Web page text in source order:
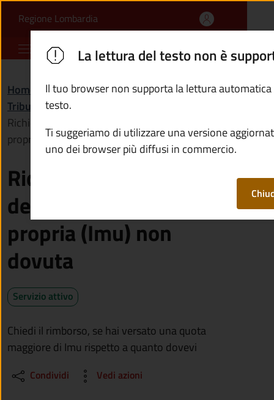
Richiedere il rimborso
Regione Lombardia(apre in un'altra scheda).
Comune di Pian Camuno
Home / Servizi /
Tributi, finanze e contravvenzioni
Richiedere il rimborso dell'imposta municipale
propria (Imu) non dovuta
Richiedere il rimborso
dell'imposta municipale
propria (Imu) non
dovuta
Servizio attivo
Chiedi il rimborso, se hai versato una quota
maggiore di Imu rispetto a quanto dovevi
Condividi Vedi azioni
La lettura del testo non è
Il tuo browser non supporta la lettura
testo.
Ti suggeriamo di utilizzare una versione
uno dei browser più diffusi in commercio.